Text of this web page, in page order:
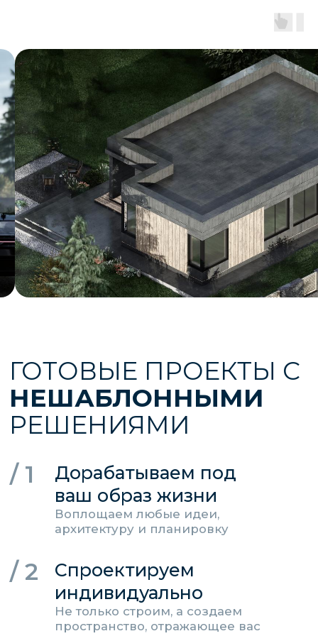
Большие окна, плоская кровля
— все по новым стандартам
Стильный и
современный вид
/ 3
Не только строим, а создаем
пространство, отражающее вас
индивидуально
/ 2
Построим дом, где вы
будете каждый день
наслаждаться жизнью с
семьей , отдыхать с
друзьями, восполнять силы
ВАРИАНТЫ
КОМПЛЕКТАЦИИ
Базовая
можно зарегистрировать
Устройство кольцевой дренажной системы
вокруг дома с водоприемным бетонным
колодцем
Планировка пятна застройки на 1,5 м шире
границы дома - подготовка под отмостку
Вынос осей дома геодезическим
Подготовка пятна застройки к
строительным работам